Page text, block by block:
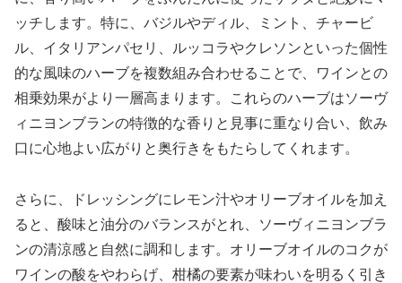
ッチします。特に、バジルやディル、ミント、チャービ
ル、イタリアンパセリ、ルッコラやクレソンといった個性
的な風味のハーブを複数組み合わせることで、ワインとの
相乗効果がより一層高まります。これらのハーブはソーヴ
ィニヨンブランの特徴的な香りと見事に重なり合い、飲み
口に心地よい広がりと奥行きをもたらしてくれます。
さらに、ドレッシングにレモン汁やオリーブオイルを加え
ると、酸味と油分のバランスがとれ、ソーヴィニヨンブラ
ンの清涼感と自然に調和します。オリーブオイルのコクが
ワインの酸をやわらげ、柑橘の要素が味わいを明るく引き